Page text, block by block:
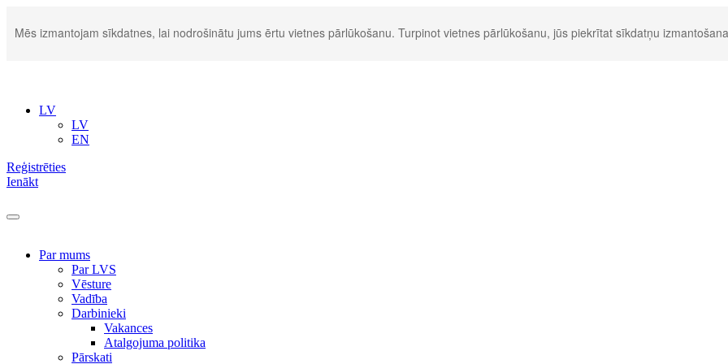
Mēs izmantojam sīkdatnes, lai nodrošinātu jums ērtu vietnes pārlūkošanu. Turpinot vietnes pārlūkošanu, jūs piekrītat sīkdatņu
LV
LV
EN
Reģistrēties
Ienākt
Par mums
Par LVS
Vēsture
Vadība
Darbinieki
Vakances
Atalgojuma politika
Pārskati